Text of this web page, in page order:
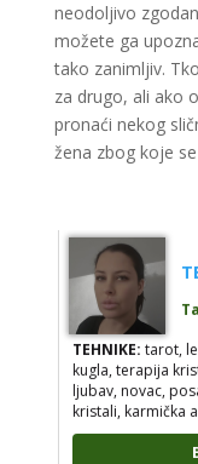
neodoljivo
možete ga
tako zanimljiv.
za drugo, ali ako
pronaći nekog
žena zbog koje
TEHNIKE:
shui
rune, kristali,
iscjeljivanje
TEHNIKE:tarot,
kugla, terapija
ljubav, novac,
kristali, karmička